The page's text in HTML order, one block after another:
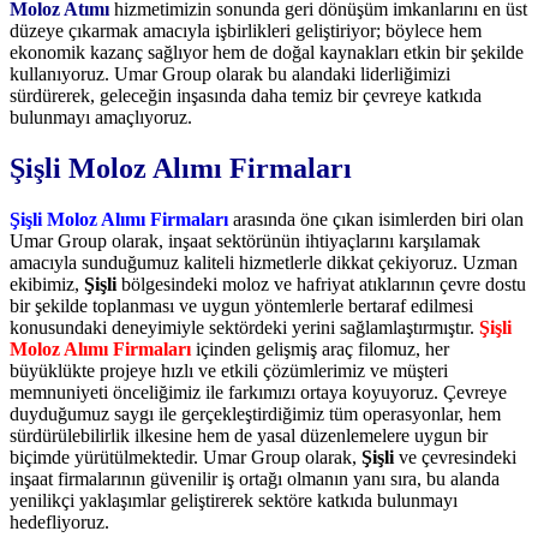
Moloz Atımı hizmetimizin sonunda geri dönüşüm imkanlarını en üst
düzeye çıkarmak amacıyla işbirlikleri geliştiriyor; böylece hem
ekonomik kazanç sağlıyor hem de doğal kaynakları etkin bir şekilde
kullanıyoruz. Umar Group olarak bu alandaki liderliğimizi
sürdürerek, geleceğin inşasında daha temiz bir çevreye katkıda
bulunmayı amaçlıyoruz.
Şişli Moloz Alımı Firmaları
Şişli Moloz Alımı Firmaları arasında öne çıkan isimlerden biri olan
Umar Group olarak, inşaat sektörünün ihtiyaçlarını karşılamak
amacıyla sunduğumuz kaliteli hizmetlerle dikkat çekiyoruz. Uzman
ekibimiz, Şişli bölgesindeki moloz ve hafriyat atıklarının çevre dostu
bir şekilde toplanması ve uygun yöntemlerle bertaraf edilmesi
konusundaki deneyimiyle sektördeki yerini sağlamlaştırmıştır. Şişli
Moloz Alımı Firmaları içinden gelişmiş araç filomuz, her
büyüklükte projeye hızlı ve etkili çözümlerimiz ve müşteri
memnuniyeti önceliğimiz ile farkımızı ortaya koyuyoruz. Çevreye
duyduğumuz saygı ile gerçekleştirdiğimiz tüm operasyonlar, hem
sürdürülebilirlik ilkesine hem de yasal düzenlemelere uygun bir
biçimde yürütülmektedir. Umar Group olarak, Şişli ve çevresindeki
inşaat firmalarının güvenilir iş ortağı olmanın yanı sıra, bu alanda
yenilikçi yaklaşımlar geliştirerek sektöre katkıda bulunmayı
hedefliyoruz.